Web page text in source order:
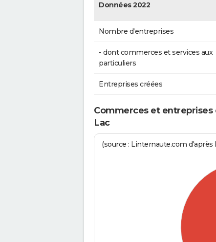
Données 2022
Nombre d'entreprises
- dont commerces et services aux
particuliers
Entreprises créées
Commerces et entreprises
Lac
(source : Linternaute.com d'après